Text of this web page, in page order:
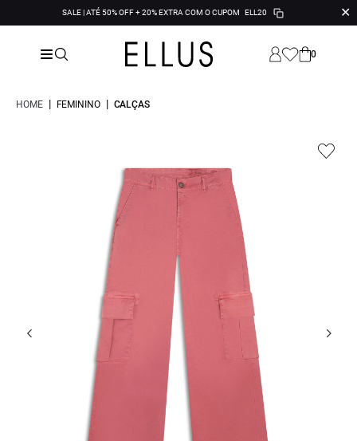
SALE | ATÉ 50% OFF + 20% EXTRA COM O CUPOM ELL20 ✕
0
HOME | FEMININO | CALÇAS